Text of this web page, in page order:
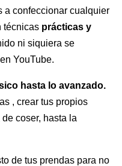
a confeccionar cualquier
técnicas prácticas y
ni siquiera se
YouTube.
hasta lo avanzado.
, crear tus propios
coser, hasta la
de tus prendas para no